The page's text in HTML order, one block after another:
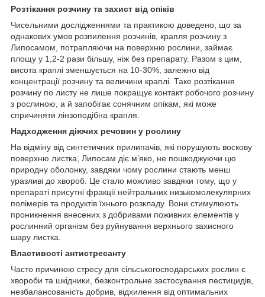
Розтікання розчину та захист від опіків
Чисельними дослідженнями та практикою доведено, що за
однакових умов розпилення розчинів, крапля розчину з
Липосамом, потрапляючи на поверхню рослини, займає
площу у 1,2-2 рази більшу, ніж без препарату. Разом з цим,
висота краплі зменшується на 10-30%, залежно від
концентрації розчину та величини краплі. Таке розтікання
розчину по листу не лише покращує контакт робочого розчину
з рослиною, а й запобігає сонячним опікам, які може
спричиняти лінзоподібна крапля.
Надходження діючих речовин у рослину
На відміну від синтетичних прилипачів, які порушують воскову
поверхню листка, Липосам діє м’яко, не пошкоджуючи цю
природну оболонку, завдяки чому рослини стають менш
уразливі до хвороб. Це стало можливо завдяки тому, що у
препараті присутні фракції нейтральних низькомолекулярних
полімерів та продуктів їхнього розкладу. Вони стимулюють
проникнення внесених з добривами поживних елементів у
рослинний організм без руйнування верхнього захисного
шару листка.
Властивості антистресанту
Часто причиною стресу для сільськогосподарських рослин є
хвороби та шкідники, безконтрольне застосування пестицидів,
незбалансованість добрив, відхилення від оптимальних